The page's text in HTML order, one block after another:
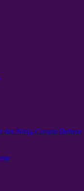
der Ninja Creami Deluxe